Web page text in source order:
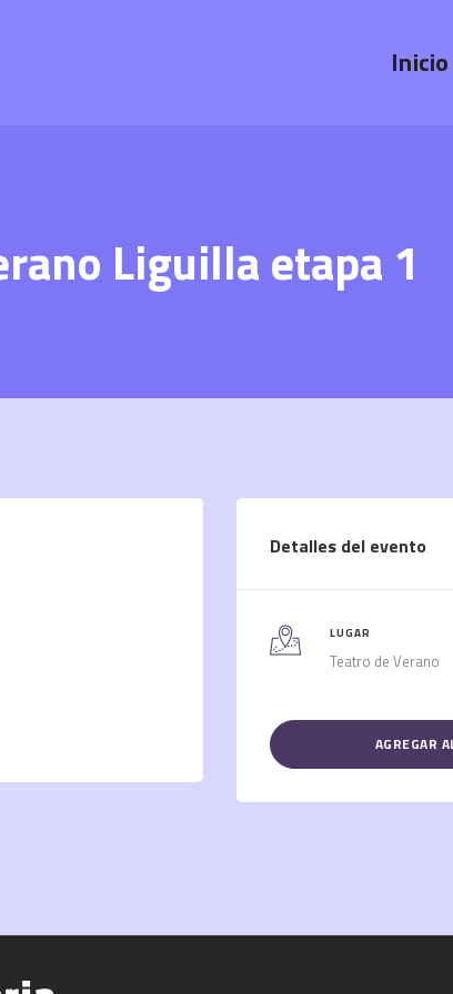
Inicio
Liguilla etapa 1
Detalles del evento
LUGAR
Teatro de Verano
AGREGAR